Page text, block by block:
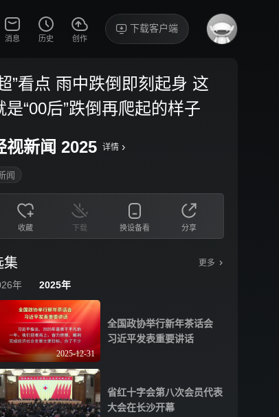
消息 历史 创作
下载客户端
”看点 雨中跌倒即刻起身 这
是“00后”跌倒再爬起的样子
视新闻 2025 详情 ›
闻
收藏 下载 换设备看 分享
集 更多
年 2025年
2025-12-31
全国政协举行新年茶话会
习近平发表重要讲话
省红十字会第八次会员代表
大会在长沙开幕